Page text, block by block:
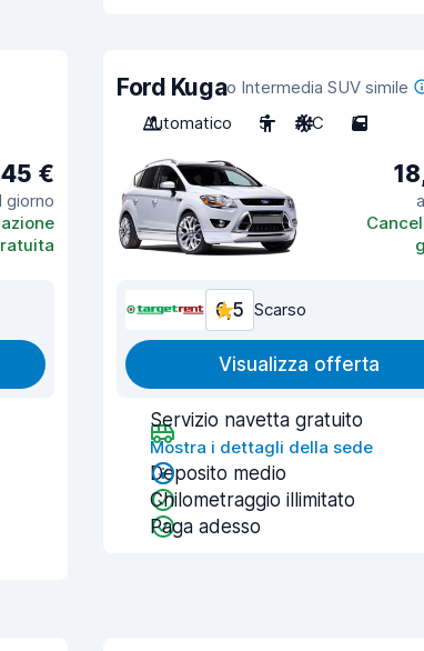
€
giorno
Ford Kugao Intermedia SUV simile
Automatico
5 A/C 5
6,5 Scarso
Visualizza offerta
Servizio navetta gratuito
Mostra i dettagli della sede
Deposito medio
Chilometraggio illimitato
Paga adesso